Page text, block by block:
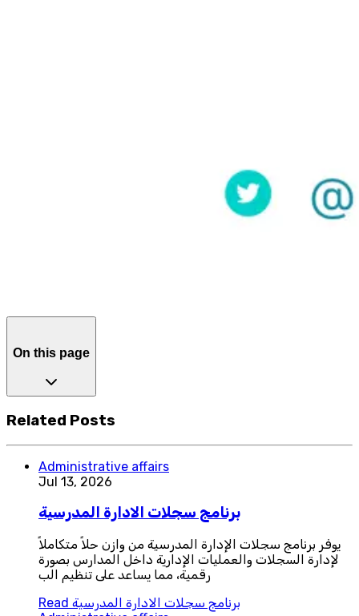
On this page
Related Posts
Administrative affairs
Jul 13, 2026
برنامج سجلات الادارة المدرسية
يوفر برنامج سجلات الإدارة المدرسية من وازن حلاً متكاملاً
لإدارة السجلات والعمليات الإدارية داخل المدارس بصورة
رقمية، مما يساعد على تنظيم الب
Read برنامج سجلات الادارة المدرسية